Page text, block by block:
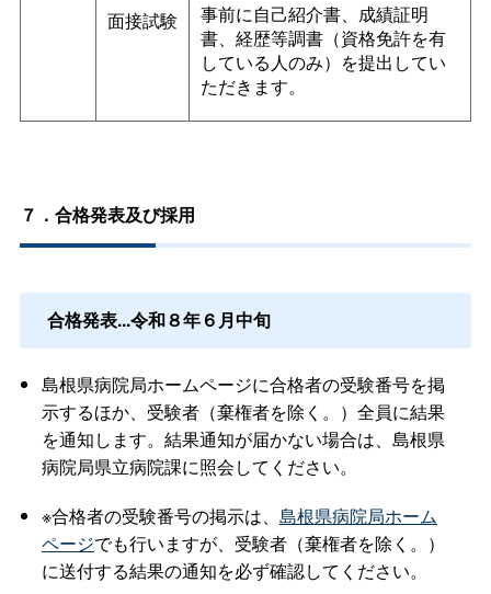
面接試験
事前に自己紹介書、成績証明
書、経歴等調書（資格免許を有
している人のみ）を提出してい
ただきます。
７．合格発表及び採用
合格発表...令和８年６月中旬
島根県病院局ホームページに合格者の受験番号を掲
示するほか、受験者（棄権者を除く。）全員に結果
を通知します。結果通知が届かない場合は、島根県
病院局県立病院課に照会してください。
※合格者の受験番号の掲示は、 島根県病院局ホーム
ページでも行いますが、受験者（棄権者を除く。）
に送付する結果の通知を必ず確認してください。